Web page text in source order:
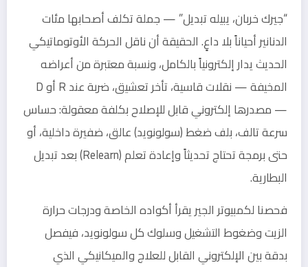
“جيرك خربان، يبيله تبديل” — جملة تكلف أصحابها مئات
الدنانير أحياناً بلا داعٍ. الحقيقة أن ناقل الحركة الأوتوماتيكي
الحديث يدار إلكترونياً بالكامل، ونسبة معتبرة من أعراضه
المخيفة — نقلات قاسية، تأخر تعشيق، ضربة عند R أو D
— مصدرها إلكتروني قابل للإصلاح بكلفة معقولة: حساس
سرعة تالف، بلف ضغط (سولونويد) عالق، ضفيرة داخلية، أو
حتى برمجة تحتاج تحديثاً وإعادة تعلم (Relearn) بعد تبديل
البطارية.
فحصنا لكمبيوتر الجير يقرأ أكواده الخاصة ودرجات حرارة
الزيت وضغوط التشغيل وسلوك كل سولونويد، فيفصل
بدقة بين الإلكتروني القابل للعلاج والميكانيكي الذي